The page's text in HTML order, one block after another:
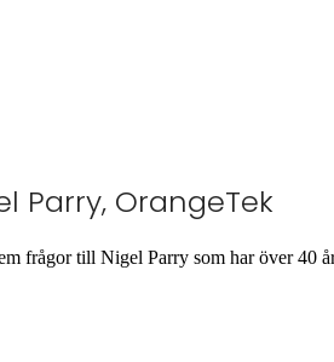
Parry, OrangeTek
frågor till Nigel Parry som har över 40